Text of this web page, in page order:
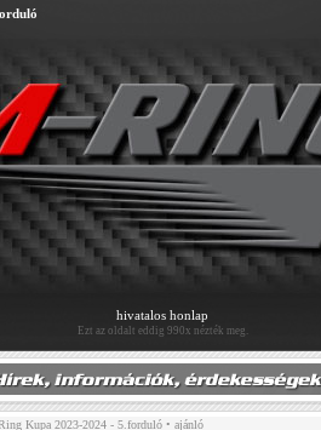
hivatalos honlap
Ezt az oldalt eddig 990x nézték meg.
Kupa 2023-2024 - 5.forduló • ajánló